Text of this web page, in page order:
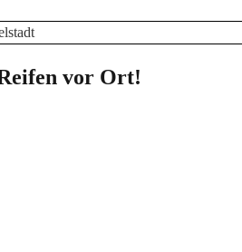
vor Ort!